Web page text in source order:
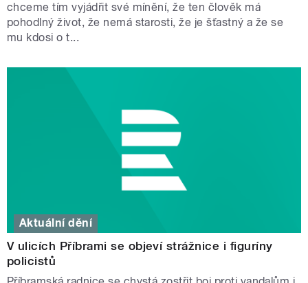
chceme tím vyjádřit své mínění, že ten člověk má
pohodlný život, že nemá starosti, že je šťastný a že se
mu kdosi o t...
Aktuální dění
V ulicích Příbrami se objeví strážnice i figuríny
policistů